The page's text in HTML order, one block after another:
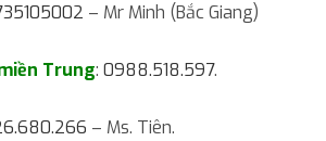
– Mr Minh (Bắc Giang)
Trung: 0988.518.597.
– Ms. Tiên.